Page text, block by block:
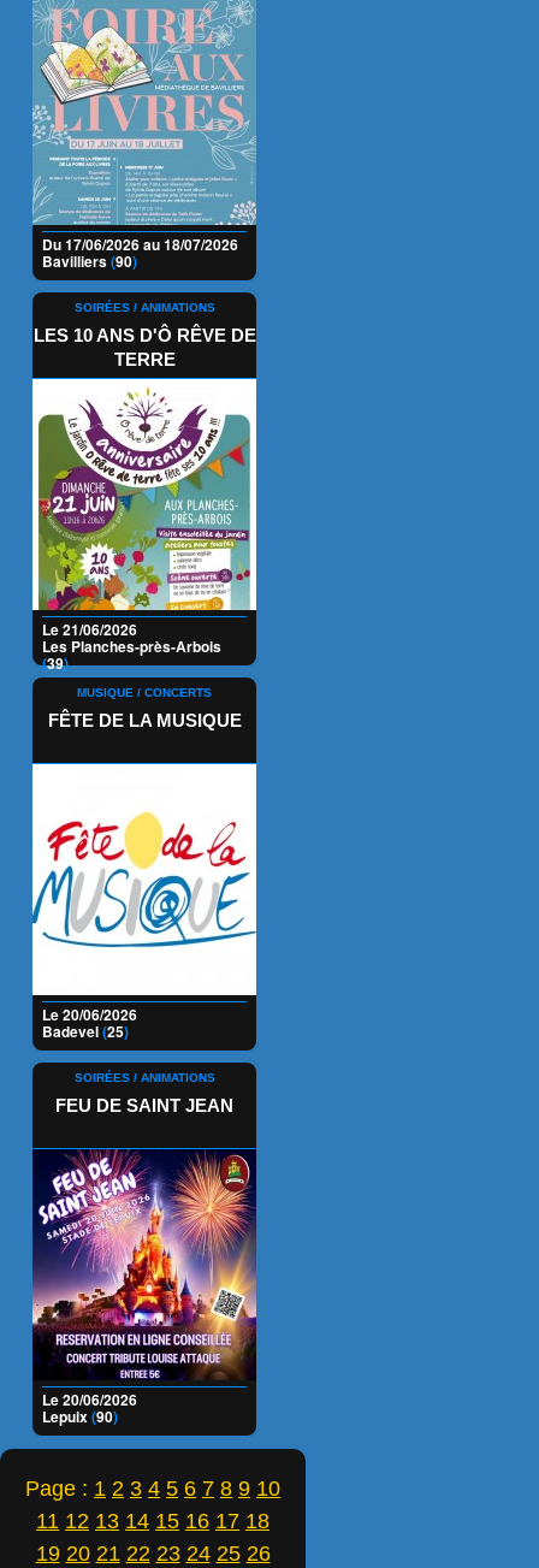
Du 17/06/2026 au 18/07/2026
Bavilliers(90)
SOIRÉES / ANIMATIONS
LES 10 ANS D'Ô RÊVE DE
TERRE
Le 21/06/2026
Les Planches-près-Arbois
(39)
MUSIQUE / CONCERTS
FÊTE DE LA MUSIQUE
Le 20/06/2026
Badevel(25)
SOIRÉES / ANIMATIONS
FEU DE SAINT JEAN
Le 20/06/2026
Lepuix(90)
Page : 1 2 3 4 5 6 7 8 9 10
11 12 13 14 15 16 17 18
19 20 21 22 23 24 25 26